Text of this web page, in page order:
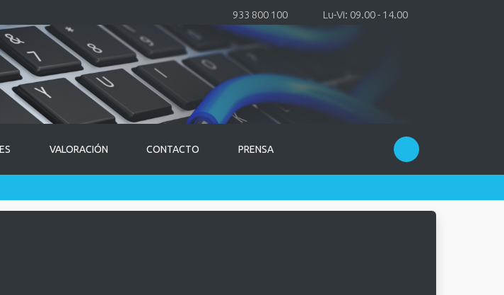
933 800 100 Lu-Vi: 09.00 - 14.00
VALORACIÓN CONTACTO PRENSA